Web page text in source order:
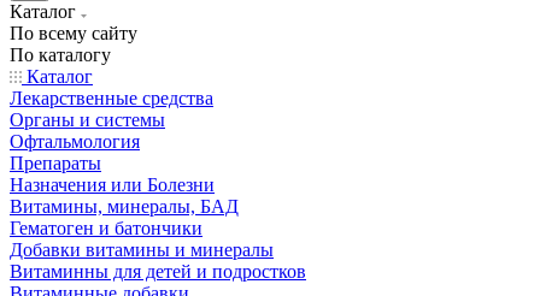
Каталог
По всему сайту
По каталогу
Каталог
Лекарственные средства
Органы и системы
Офтальмология
Препараты
Назначения или Болезни
Витамины, минералы, БАД
Гематоген и батончики
Добавки витамины и минералы
Витаминны для детей и подростков